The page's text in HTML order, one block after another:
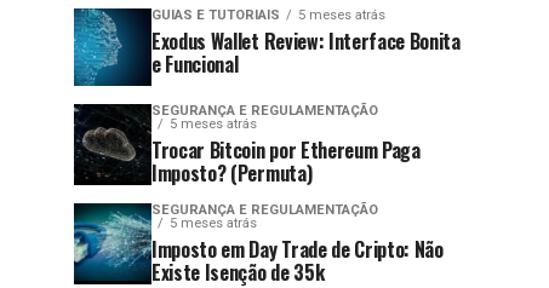
GUIAS E TUTORIAIS 5 meses atrás
Exodus Wallet Review: Interface Bonita
e Funcional
SEGURANÇA E REGULAMENTAÇÃO
5 meses atrás
Trocar Bitcoin por Ethereum Paga
Imposto? (Permuta)
SEGURANÇA E REGULAMENTAÇÃO
5 meses atrás
Imposto em Day Trade de Cripto: Não
Existe Isenção de 35k